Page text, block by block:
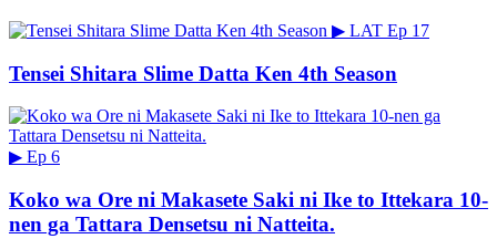
▶ LAT Ep 17
Tensei Shitara Slime Datta Ken 4th Season
▶ Ep 6
Koko wa Ore ni Makasete Saki ni Ike to Ittekara 10-
nen ga Tattara Densetsu ni Natteita.